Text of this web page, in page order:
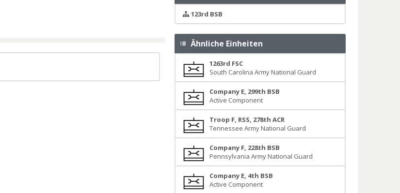
123rd BSB
Ähnliche Einheiten
1263rd FSC
South Carolina Army National Guard
Company E, 299th BSB
Active Component
Troop F, RSS, 278th ACR
Tennessee Army National Guard
Company F, 228th BSB
Pennsylvania Army National Guard
Company E, 4th BSB
Active Component